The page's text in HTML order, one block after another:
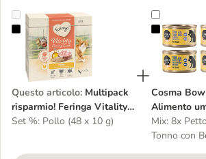
Multipack risparmio! Feringa Vitality
Questo articolo: Multipack
risparmio! Feringa Vitality
Creamy snack
Set %: Pollo (48 x 10 g)
Cosma
Cosma
Alimento
Mix: 8x
Tonno con